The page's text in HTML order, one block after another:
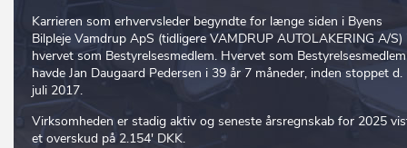
Karrieren som erhvervsleder begyndte for længe siden i Byens
Bilpleje Vamdrup ApS (tidligere VAMDRUP AUTOLAKERING A/S)
hvervet som Bestyrelsesmedlem. Hvervet som Bestyrelsesmedlem
havde Jan Daugaard Pedersen i 39 år 7 måneder, inden stoppet d.
juli 2017.
Virksomheden er stadig aktiv og seneste årsregnskab for 2025
et overskud på 2.154' DKK.